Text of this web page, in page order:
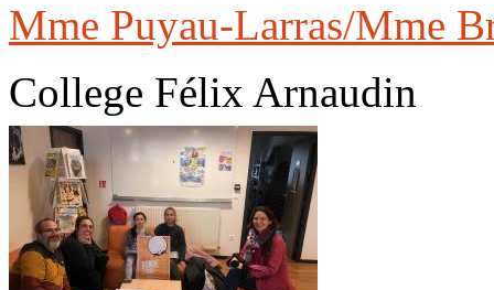
Mme Puyau-Larras/Mme
College Félix Arnaudin